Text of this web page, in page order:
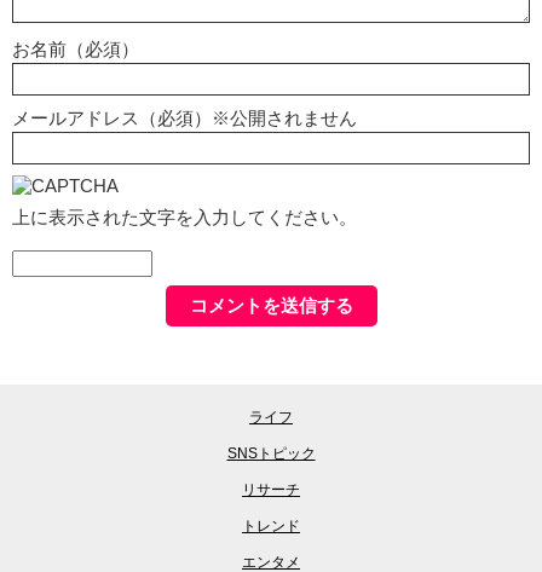
お名前（必須）
メールアドレス（必須）※公開されません
上に表示された文字を入力してください。
ライフ
SNSトピック
リサーチ
トレンド
エンタメ